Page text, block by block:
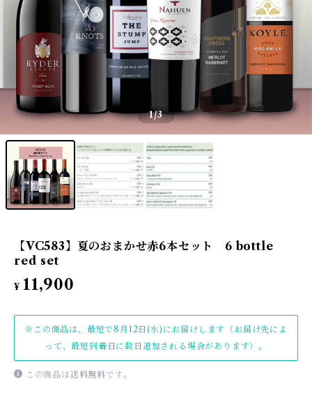
1/3
【VC583】夏のおまかせ赤6本セット 6 bottle
red set
¥ 11,900
※この商品は、最短で8月12日(水)にお届けします（お届け先によ
って、最短到着日に数日追加される場合があります）。
この商品は送料無料です。